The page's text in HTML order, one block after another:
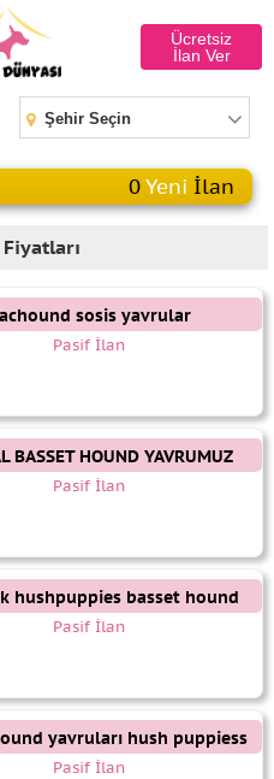
Ücretsiz
İlan Ver
Şehir Seçin
0Yeni İlan
sosis yavrular
Pasif İlan
BASSET HOUND YAVRUMUZ
Pasif İlan
hushpuppies basset hound
yavrularımız
Pasif İlan
yavruları hush puppiess
Pasif İlan